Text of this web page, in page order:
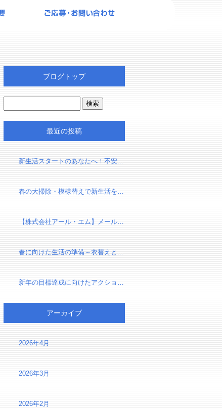
ブログトップ
最近の投稿
新生活スタートのあなたへ！不安を自信に変える、新しい環境での過ごし方
春の大掃除・模様替えで新生活を気持ちよくスタートしよう！
【株式会社アール・エム】メール設定確認のお願い（有限会社千葉リフォーム様）
春に向けた生活の準備～衣替えと断捨離で心身をリセット～
新年の目標達成に向けたアクションプラン～夢を実現するための第一歩～
アーカイブ
2026年4月
2026年3月
2026年2月